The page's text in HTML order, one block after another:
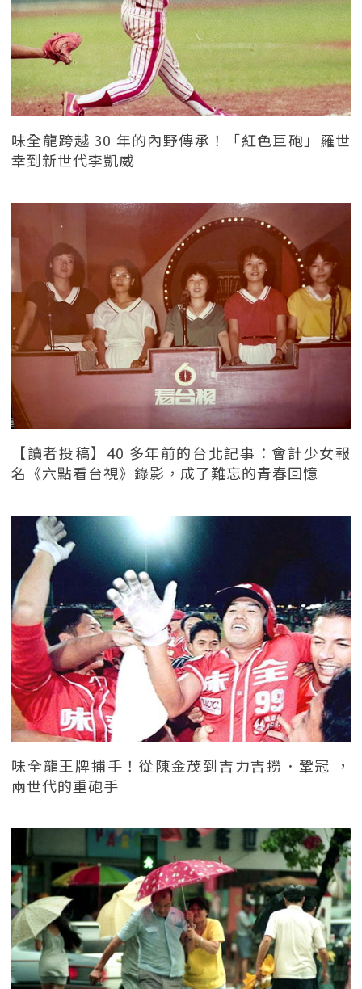
味全龍跨越 30 年的內野傳承！「紅色巨砲」羅世
幸到新世代李凱威
【讀者投稿】40 多年前的台北記事：會計少女報
名《六點看台視》錄影，成了難忘的青春回憶
味全龍王牌捕手！從陳金茂到吉力吉撈．鞏冠 ，
兩世代的重砲手